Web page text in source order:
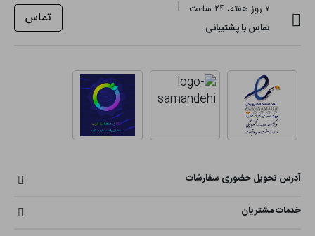
۷ روز هفته، ۲۴ ساعت
تماس با پشتیبانی
تماس
آدرس تحویل حضوری سفارشات
خدمات مشتریان